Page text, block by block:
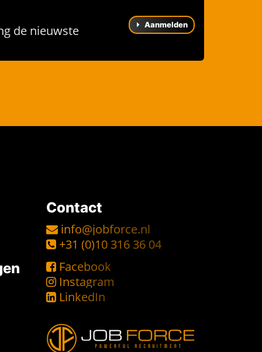
de nieuwste Aanmelden
Contact
info@jobforce.nl
+31 (0)10 316 36 04
Facebook
Instagram
LinkedIn